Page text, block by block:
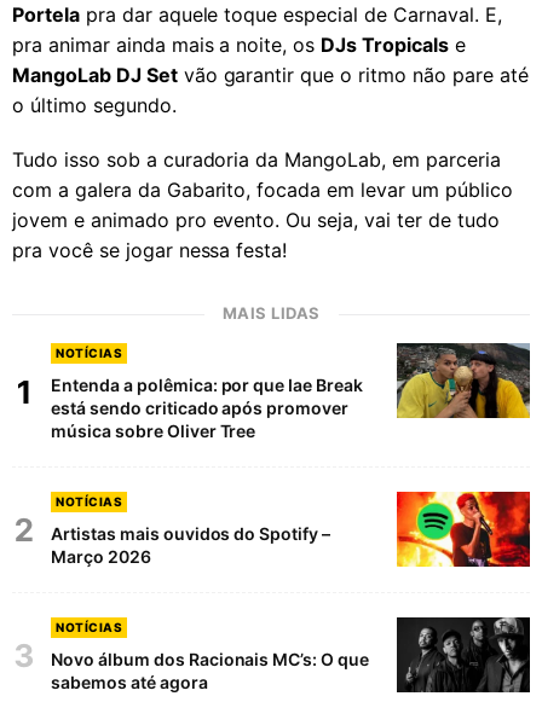
Portelapra dar aquele toque especial de Carnaval. E,
pra animar ainda mais a noite, os DJs Tropicalse
MangoLab DJ Setvão garantir que o ritmo não pare até
o último segundo.
Tudo isso sob a curadoria da MangoLab, em parceria
com a galera da Gabarito, focada em levar um público
jovem e animado pro evento. Ou seja, vai ter de tudo
pra você se jogar nessa festa!
MAIS LIDAS
1
NOTÍCIAS
Entenda a polêmica: por que Iae Break
está sendo criticado após promover
música sobre Oliver Tree
2
NOTÍCIAS
Artistas mais ouvidos do Spotify –
Março 2026
3
NOTÍCIAS
Novo álbum dos Racionais MC’s: O que
sabemos até agora